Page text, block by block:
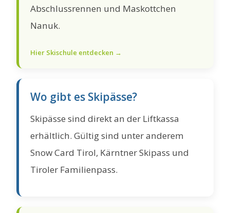
Abschlussrennen und Maskottchen
Nanuk.
Hier Skischule entdecken →
Wo gibt es Skipässe?
Skipässe sind direkt an der Liftkassa
erhältlich. Gültig sind unter anderem
Snow Card Tirol, Kärntner Skipass und
Tiroler Familienpass.